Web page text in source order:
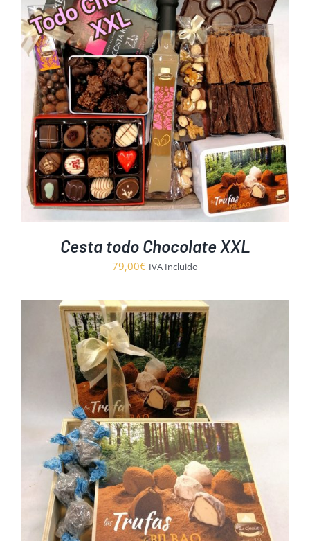
hasta
18,90€
Cesta todo Chocolate XXL
79,00€ IVA Incluido